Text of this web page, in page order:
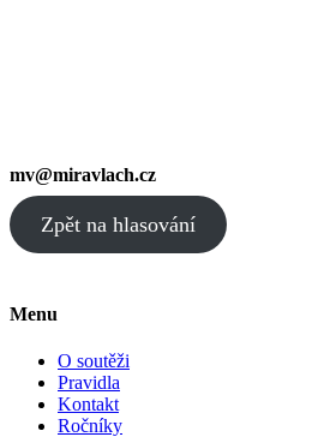
mv@miravlach.cz
Zpět na hlasování
Menu
O soutěži
Pravidla
Kontakt
Ročníky